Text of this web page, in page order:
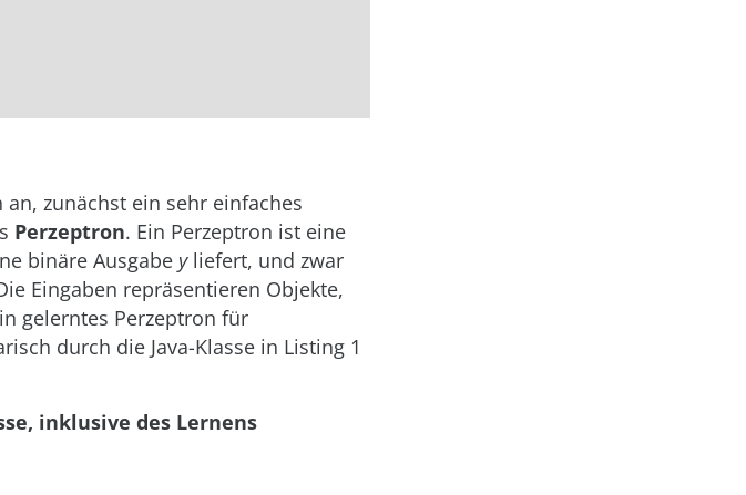
zunächst ein sehr einfaches
Perzeptron. Ein Perzeptron ist eine
binäre Ausgabe yliefert, und zwar
Eingaben repräsentieren Objekte,
gelerntes Perzeptron für
durch die Java-Klasse in Listing 1
inklusive des Lernens